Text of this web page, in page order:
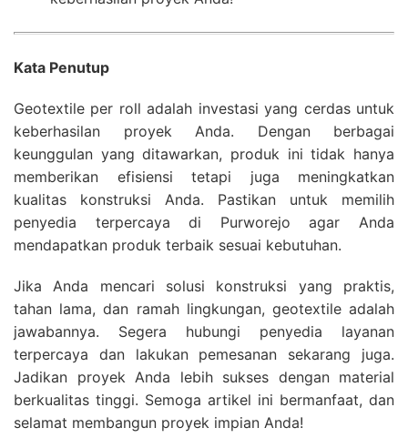
Kata Penutup
Geotextile per roll adalah investasi yang cerdas untuk
keberhasilan proyek Anda. Dengan berbagai
keunggulan yang ditawarkan, produk ini tidak hanya
memberikan efisiensi tetapi juga meningkatkan
kualitas konstruksi Anda. Pastikan untuk memilih
penyedia terpercaya di Purworejo agar Anda
mendapatkan produk terbaik sesuai kebutuhan.
Jika Anda mencari solusi konstruksi yang praktis,
tahan lama, dan ramah lingkungan, geotextile adalah
jawabannya. Segera hubungi penyedia layanan
terpercaya dan lakukan pemesanan sekarang juga.
Jadikan proyek Anda lebih sukses dengan material
berkualitas tinggi. Semoga artikel ini bermanfaat, dan
selamat membangun proyek impian Anda!